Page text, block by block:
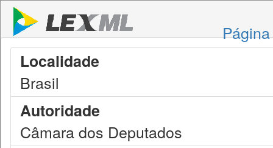
Localidade
Brasil
Autoridade
Câmara dos Deputados